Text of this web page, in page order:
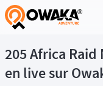
®
205 Africa
en live sur